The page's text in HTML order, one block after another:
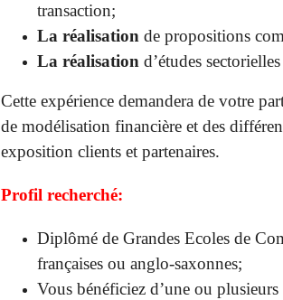
transaction;
La réalisation de propositions
La réalisation d’études
Cette expérience demandera de votre
de modélisation financière et des
exposition clients et partenaires.
Profil recherché:
Diplômé de Grandes Ecoles de
françaises ou anglo-saxonnes;
Vous bénéficiez d’une ou